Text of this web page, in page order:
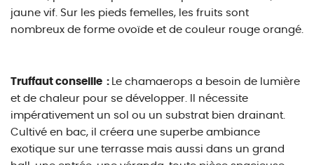
jaune vif. Sur les pieds femelles, les fruits sont
nombreux de forme ovoïde et de couleur rouge orangé.
Truffaut conseille : Le chamaerops a besoin de lumière
et de chaleur pour se développer. Il nécessite
impérativement un sol ou un substrat bien drainant.
Cultivé en bac, il créera une superbe ambiance
exotique sur une terrasse mais aussi dans un grand